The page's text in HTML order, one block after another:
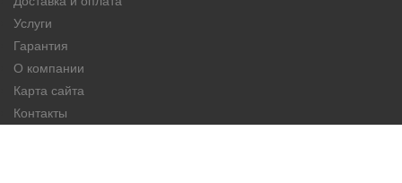
Услуги
Гарантия
О компании
Карта сайта
Контакты